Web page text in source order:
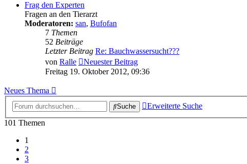
Frag den Experten
Fragen an den Tierarzt
Moderatoren: san, Bufofan
7 Themen
52 Beiträge
Letzter Beitrag Re: Bauchwassersucht???
von Ralle
Neuester Beitrag
Freitag 19. Oktober 2012, 09:36
Neues Thema
Suche
Erweiterte Suche
101 Themen
1
2
3